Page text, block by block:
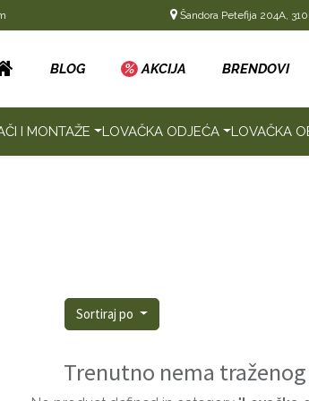
Šandora Petefija 204A,
BLOG % AKCIJA BRENDOVI
I MONTAŽE LOVAČKA ODJEĆA LOVAČKA
Sortiraj po
Trenutno nema